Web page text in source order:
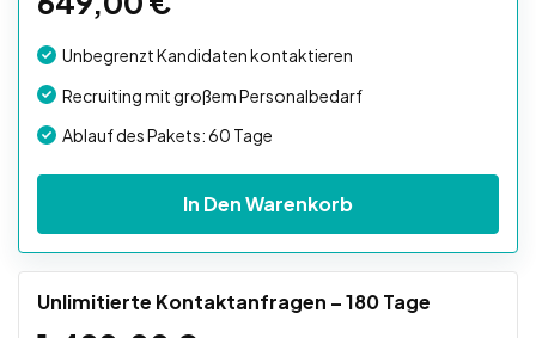
Unbegrenzt Kandidaten kontaktieren
Recruiting mit großem Personalbedarf
Ablauf des Pakets: 60 Tage
In Den Warenkorb
Unlimitierte Kontaktanfragen – 180 Tage